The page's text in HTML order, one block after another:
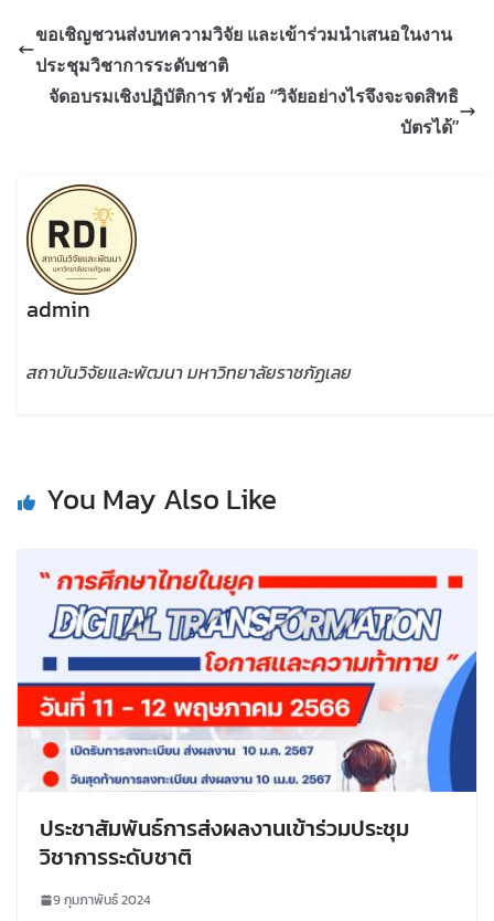
ขอเชิญชวนส่งบทความวิจัย และเข้าร่วมนำเสนอในงาน
ประชุมวิชาการระดับชาติ
จัดอบรมเชิงปฏิบัติการ หัวข้อ “วิจัยอย่างไรจึงจะจดสิทธิ
บัตรได้”
admin
สถาบันวิจัยและพัฒนา มหาวิทยาลัยราชภัฏเลย
You May Also Like
ประชาสัมพันธ์การส่งผลงานเข้าร่วมประชุม
วิชาการระดับชาติ
9 กุมภาพันธ์ 2024